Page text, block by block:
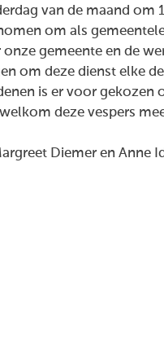
van de maand om
om als
gemeente en de
om deze dienst elke
is er voor gekozen
deze vespers
Diemer en Anne